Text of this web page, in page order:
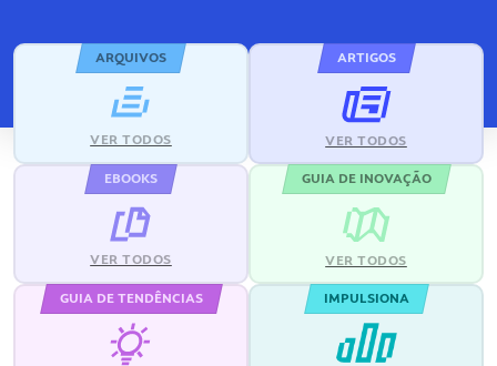
ARQUIVOS
VER TODOS
ARTIGOS
VER TODOS
EBOOKS
VER TODOS
GUIA DE INOVAÇÃO
VER TODOS
GUIA DE TENDÊNCIAS IMPULSIONA